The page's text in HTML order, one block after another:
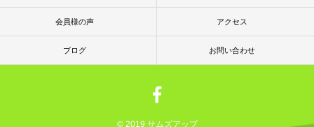
会員様の声 アクセス
ブログ お問い合わせ
© 2019 サムズアップ